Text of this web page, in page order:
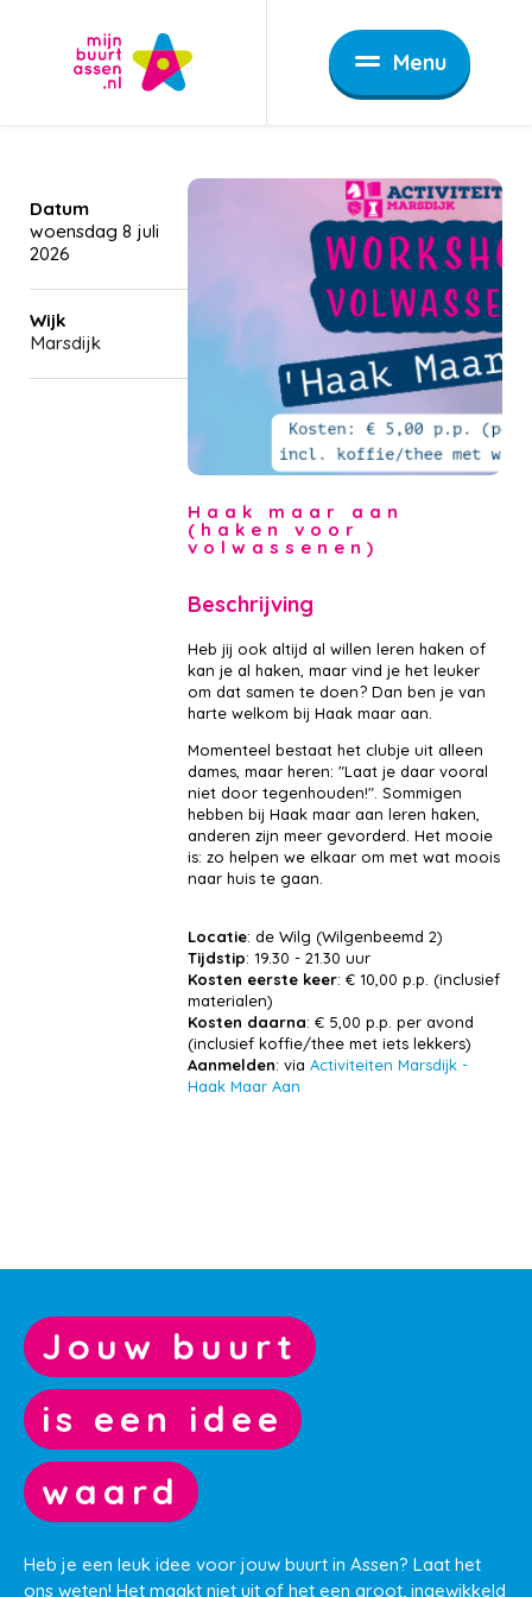
Menu
Haak maar aan
(haken voor
volwassenen)
Datum
woensdag 8 juli
2026
Wijk
Marsdijk
Beschrijving
Heb jij ook altijd al willen leren haken of
kan je al haken, maar vind je het leuker
om dat samen te doen? Dan ben je van
harte welkom bij Haak maar aan.
Momenteel bestaat het clubje uit alleen
dames, maar heren: "Laat je daar vooral
niet door tegenhouden!". Sommigen
hebben bij Haak maar aan leren haken,
anderen zijn meer gevorderd. Het mooie
is: zo helpen we elkaar om met wat moois
naar huis te gaan.
Locatie: de Wilg (Wilgenbeemd 2)
Tijdstip: 19.30 - 21.30 uur
Kosten eerste keer: € 10,00 p.p. (inclusief
materialen)
Kosten daarna: € 5,00 p.p. per avond
(inclusief koffie/thee met iets lekkers)
Aanmelden: via Activiteiten Marsdijk -
Haak Maar Aan
Jouw buurt
is een idee
waard
Heb je een leuk idee voor jouw buurt in Assen? Laat het
ons weten! Het maakt niet uit of het een groot, ingewikkeld